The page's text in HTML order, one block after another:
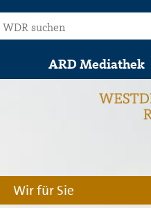
ARD Mediathek
Wir für Sie